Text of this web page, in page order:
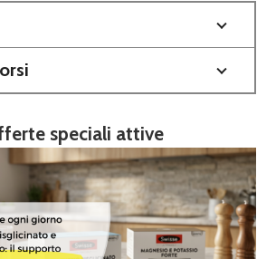
speciali attive